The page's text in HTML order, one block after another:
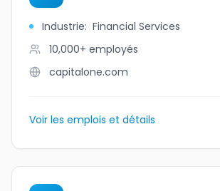
Industrie: Financial Services
10,000+ employés
capitalone.com
Voir les emplois et détails